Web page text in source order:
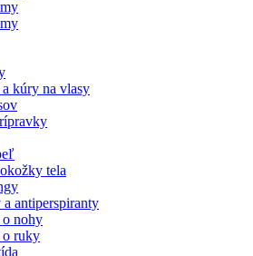
kúry na vlasy
tela
antiperspiranty
nohy
o ruky